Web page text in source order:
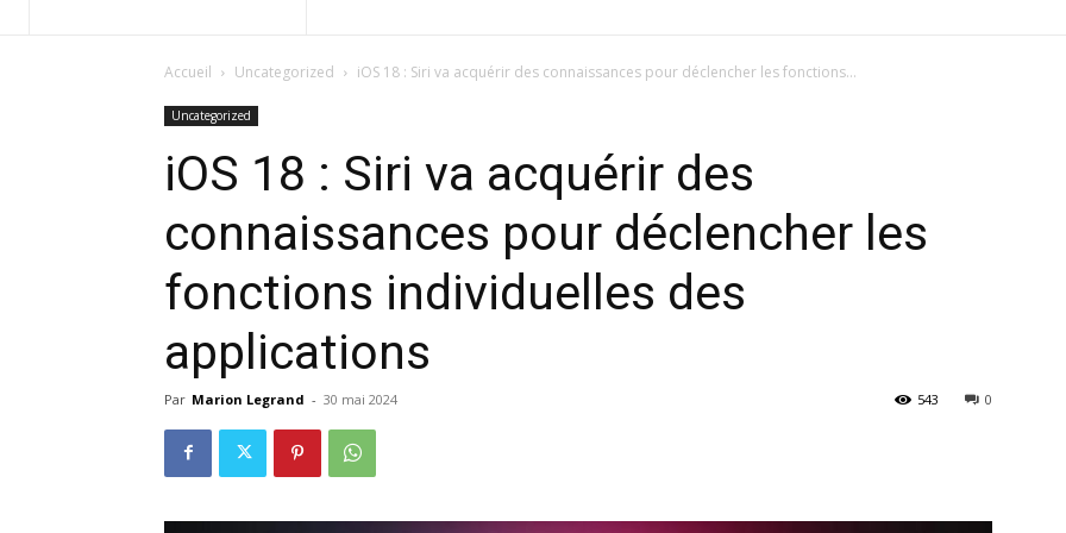
Accueil Uncategorized iOS 18 : Siri va acquérir des connaissances pour déclencher les fonctions...
Uncategorized
iOS 18 : Siri va acquérir des
connaissances pour déclencher les
fonctions individuelles des
applications
Par Marion Legrand - 30 mai 2024 0
543